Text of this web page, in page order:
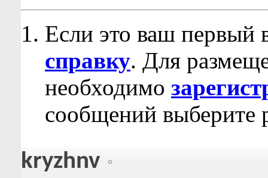
Если это ваш первый
справку. Для
необходимо
сообщений выберите
kryzhnv